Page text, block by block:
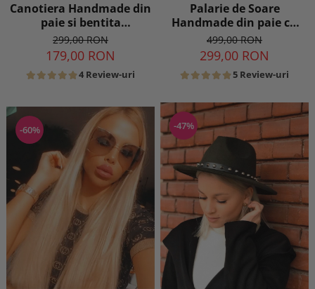
Canotiera Handmade din
paie si bentita
detasabila
299,00 RON
179,00 RON
4 Review-uri
Palarie de Soare
Handmade din paie cu
Perle pe bor
499,00 RON
299,00 RON
5 Review-uri
-60% -47%